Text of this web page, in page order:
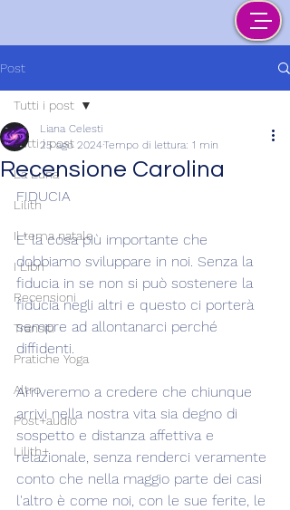
Post
Tutti i post
La Luna
Lilith
Il tema natale
I Libri
Recensioni
Transiti
Pratiche Yoga
Altro
Post+audio
Lilith+
Tutti i post
Recensione Carolina
Liana Celesti
25 ago 2024Tempo di lettura: 1 min
FIDUCIA
E' la cosa più importante che
dobbiamo sviluppare in noi. Senza la
fiducia in se non si può sostenere la
fiducia negli altri e questo ci porterà
sempre ad allontanarci perché
diffidenti.
Arriveremo a credere che chiunque
arrivi nella nostra vita sia degno di
sospetto e distanza affettiva e
relazionale, senza renderci veramente
conto che nella maggio parte dei casi
l'altro è come noi, con le sue ferite, le